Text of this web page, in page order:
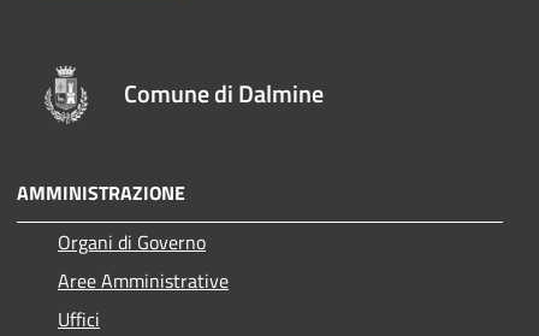
Comune di Dalmine
AMMINISTRAZIONE
Organi di Governo
Aree Amministrative
Uffici